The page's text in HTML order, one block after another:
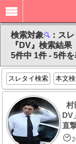
検索対象
：ス
『DV』検索結果
5件中 1件 - 5件
スレタイ検索 本文
村
DV
直